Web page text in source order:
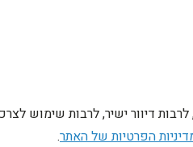
דיוור ישיר, לרבות שימוש
הפרטיות של האתר.